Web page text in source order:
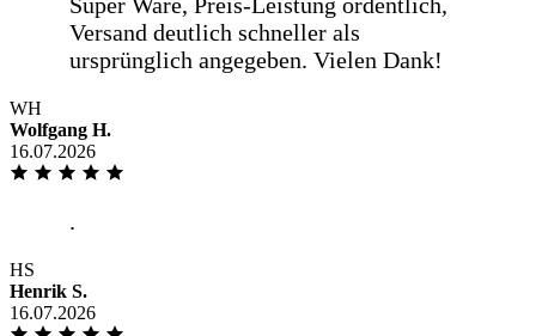
WH
Wolfgang H.
16.07.2026
HS
Henrik S.
16.07.2026